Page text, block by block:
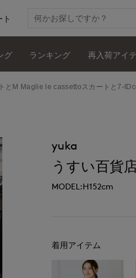
ト
グ ランキング 再入荷アイ
とM Maglie le cassettoスカートと7-
yuka
うすい百貨
MODEL:H152cm
着用アイテム